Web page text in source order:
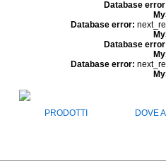
Database
Database error:
Database
Database error:
PRODOTTI DOVE